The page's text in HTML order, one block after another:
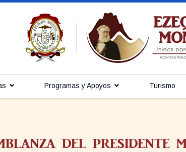
Programas y Apoyos Turismo
DEL PRESIDENTE